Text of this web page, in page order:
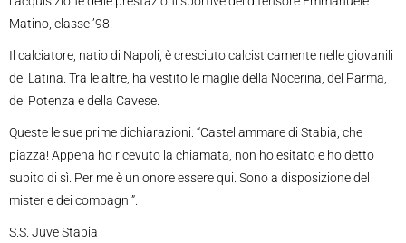
Matino, classe ’98.
Il calciatore, natio di Napoli, è cresciuto calcisticamente nelle giovanili
del Latina. Tra le altre, ha vestito le maglie della Nocerina, del Parma,
del Potenza e della Cavese.
Queste le sue prime dichiarazioni: “Castellammare di Stabia, che
piazza! Appena ho ricevuto la chiamata, non ho esitato e ho detto
subito di sì. Per me è un onore essere qui. Sono a disposizione del
mister e dei compagni”.
S.S. Juve Stabia